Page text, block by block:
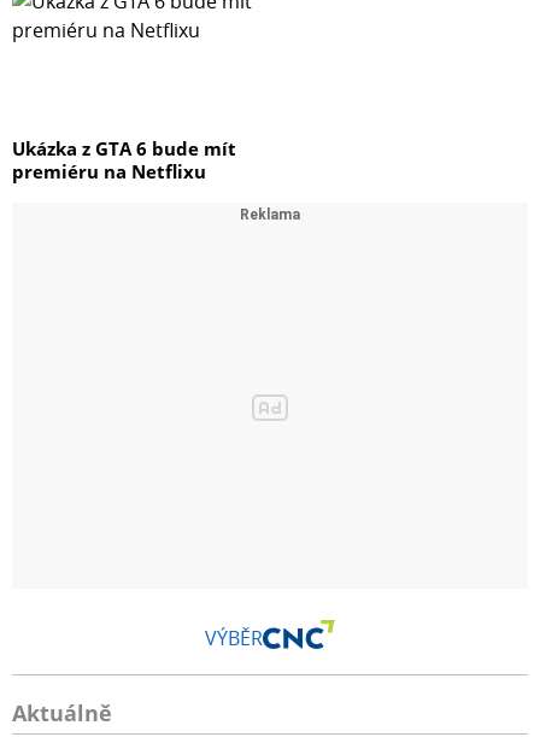
Ukázka z GTA 6 bude mít
premiéru na Netflixu
VÝBĚR
Aktuálně